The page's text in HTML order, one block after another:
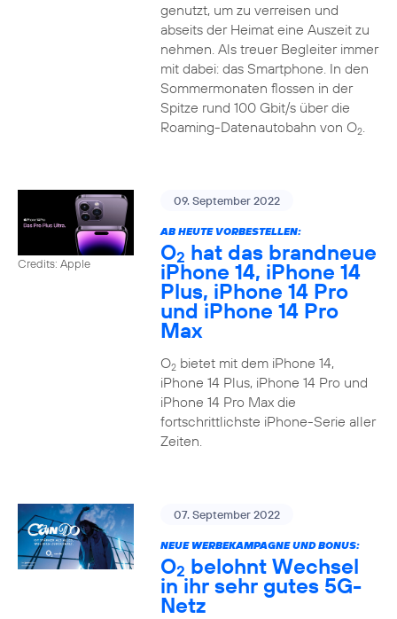
genutzt, um zu verreisen und
abseits der Heimat eine Auszeit zu
nehmen. Als treuer Begleiter immer
mit dabei: das Smartphone. In den
Sommermonaten flossen in der
Spitze rund 100 Gbit/s über die
Roaming-Datenautobahn von O2.
Credits: Apple
09. September 2022
AB HEUTE VORBESTELLEN:
O2 hat das brandneue
iPhone 14, iPhone 14
Plus, iPhone 14 Pro
und iPhone 14 Pro
Max
O2bietet mit dem iPhone 14,
iPhone 14 Plus, iPhone 14 Pro und
iPhone 14 Pro Max die
fortschrittlichste iPhone-Serie aller
Zeiten.
07. September 2022
NEUE WERBEKAMPAGNE UND BONUS:
O2 belohnt Wechsel
in ihr sehr gutes 5G-
Netz